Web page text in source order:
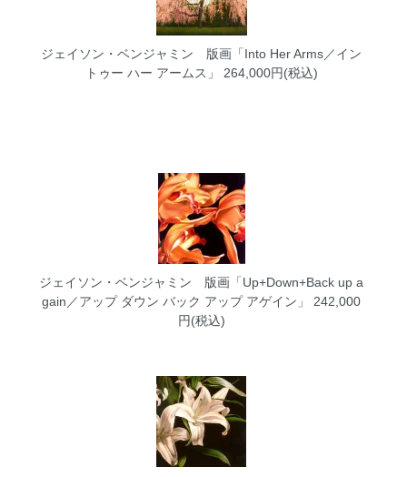
ジェイソン・ベンジャミン 版画「Into Her Arms／イン
トゥー ハー アームス」
264,000円(税込)
ジェイソン・ベンジャミン 版画「Up+Down+Back up a
gain／アップ ダウン バック アップ アゲイン」
242,000
円(税込)